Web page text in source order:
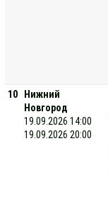
10
Нижний
Новгород
19.09.2026 14:00
19.09.2026 20:00